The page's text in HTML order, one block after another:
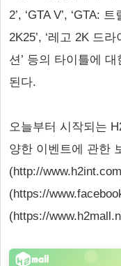
2’, ‘GTA V’, ‘GTA:
2K25’, ‘레고 2K 드
션’ 등의 타이틀에
된다.
오늘부터 시작되는
양한 이벤트에 관한
(http://
(https://
(https://